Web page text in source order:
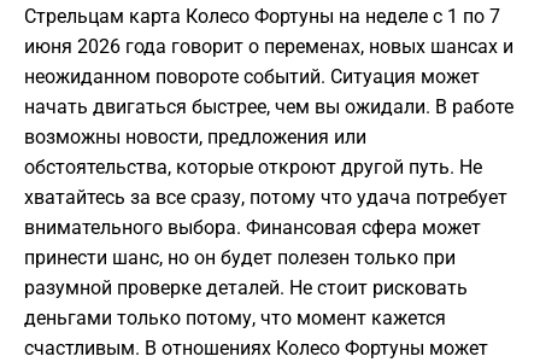
Стрельцам карта Колесо Фортуны на неделе с 1 по 7
июня 2026 года говорит о переменах, новых шансах и
неожиданном повороте событий. Ситуация может
начать двигаться быстрее, чем вы ожидали. В работе
возможны новости, предложения или
обстоятельства, которые откроют другой путь. Не
хватайтесь за все сразу, потому что удача потребует
внимательного выбора. Финансовая сфера может
принести шанс, но он будет полезен только при
разумной проверке деталей. Не стоит рисковать
деньгами только потому, что момент кажется
счастливым. В отношениях Колесо Фортуны может